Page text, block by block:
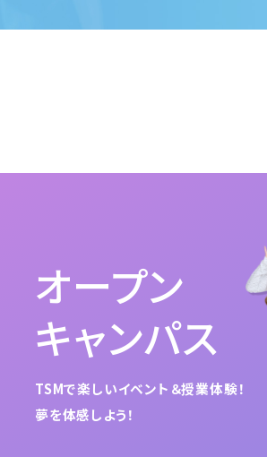
オープン
キャンパス
TSMで楽しいイベント＆授業体験！
夢を体感しよう！